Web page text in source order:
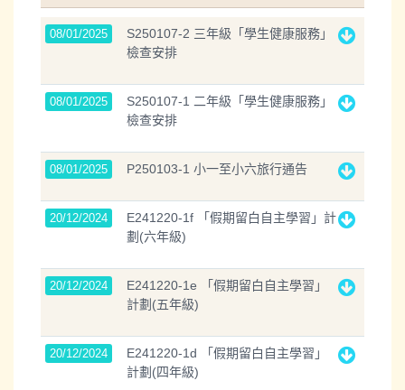
08/01/2025
S250107-2 三年級「學生健康服務」
檢查安排
08/01/2025
S250107-1 二年級「學生健康服務」
檢查安排
08/01/2025 P250103-1 小一至小六旅行通告
20/12/2024
E241220-1f 「假期留白自主學習」計
劃(六年級)
20/12/2024
E241220-1e 「假期留白自主學習」
計劃(五年級)
20/12/2024
E241220-1d 「假期留白自主學習」
計劃(四年級)